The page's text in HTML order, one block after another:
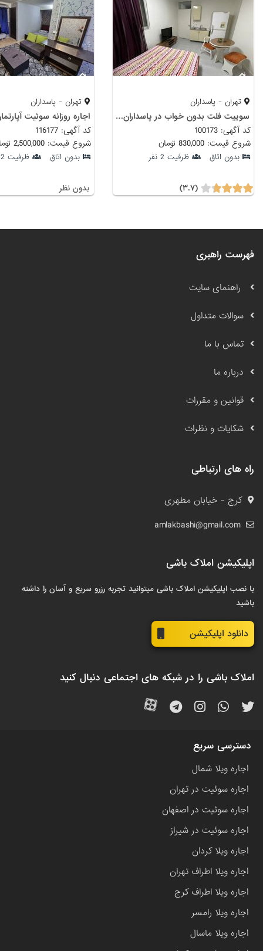
تهران - پاسداران
سوییت فلت بدون خواب در پاسداران بنی هاشم
کد آگهی: 100173
شروع قیمت: 830,000 تومان
بدون اتاق ظرفیت 2 نفر
(۳.۷)
تهران - پاسداران
کد آگهی: 116177
شروع قیمت: 2,500,000 تومان
بدون اتاق ظرفیت 2-3 نفر
بدون نظر
فهرست راهبری
راهنمای سایت
سوالات متداول
تماس با ما
درباره ما
قوانین و مقررات
شکایات و نظرات
راه های ارتباطی
کرج - خیابان مطهری
amlakbashi@gmail.com
اپلیکیشن املاک باشی
با نصب اپلیکیشن املاک باشی میتوانید تجربه رزرو سریع و آسان را داشته
باشید
دانلود اپلیکیشن
املاک باشی را در شبکه های اجتماعی دنبال کنید
دسترسی سریع
اجاره ویلا شمال
اجاره سوئیت در تهران
اجاره سوئیت در اصفهان
اجاره سوئیت در شیراز
اجاره ویلا کردان
اجاره ویلا اطراف تهران
اجاره ویلا اطراف کرج
اجاره ویلا رامسر
اجاره ویلا ماسال